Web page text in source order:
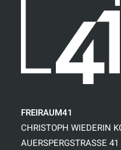
FREIRAUM41
CHRISTOPH WIEDERIN
AUERSPERGSTRASSE 41